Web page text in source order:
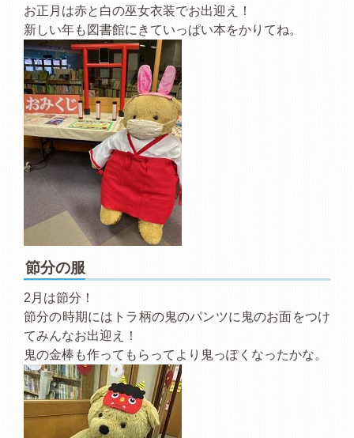
お正月は赤と白の巫女衣装でお出迎え！
新しい年も図書館にきていっぱい本をかりてね。
節分の服
2月は節分！
節分の時期にはトラ柄の鬼のパンツに鬼のお面をつけ
てみんなお出迎え！
鬼の金棒も作ってもらってより鬼っぽくなったかな。